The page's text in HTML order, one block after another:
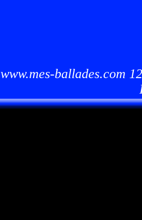
www.mes-ballades.com